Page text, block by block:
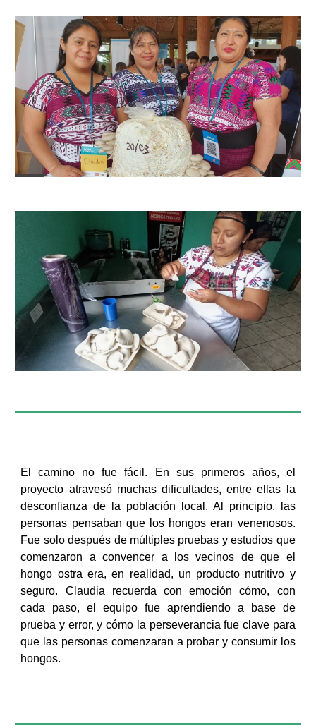
El camino no fue fácil. En sus primeros años, el
proyecto atravesó muchas dificultades, entre ellas la
desconfianza de la población local. Al principio, las
personas pensaban que los hongos eran venenosos.
Fue solo después de múltiples pruebas y estudios que
comenzaron a convencer a los vecinos de que el
hongo ostra era, en realidad, un producto nutritivo y
seguro. Claudia recuerda con emoción cómo, con
cada paso, el equipo fue aprendiendo a base de
prueba y error, y cómo la perseverancia fue clave para
que las personas comenzaran a probar y consumir los
hongos.